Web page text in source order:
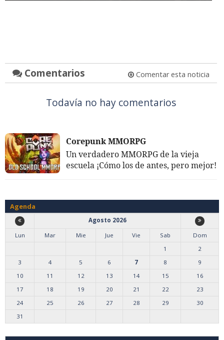
Comentarios Comentar esta noticia
Todavía no hay comentarios
Corepunk MMORPG
Un verdadero MMORPG de la vieja
escuela ¡Cómo los de antes, pero mejor!
Agenda
Agosto 2026
Lun
Mar Mie Jue Vie Sab
Dom
1
2
3
4 5 6 7 8
9
10
11 12 13 14 15
16
17
18 19 20 21 22
23
24
25 26 27 28 29
30
31